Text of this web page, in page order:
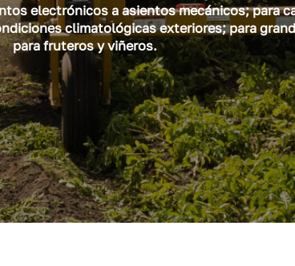
electrónicos a asientos mecánicos; para
climatológicas exteriores; para
para fruteros y viñeros.